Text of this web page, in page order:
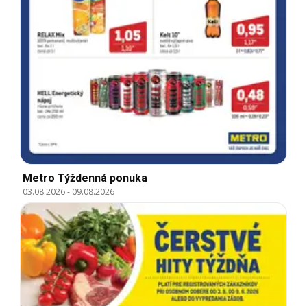
Metro Týždenná ponuka
03.08.2026- 09.08.2026